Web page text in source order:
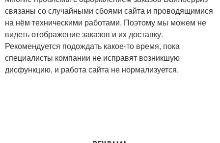
связаны со случайными сбоями сайта и проводящимися
на нём техническими работами. Поэтому мы можем не
видеть отображение заказов и их доставку.
Рекомендуется подождать какое-то время, пока
специалисты компании не исправят возникшую
дисфункцию, и работа сайта не нормализуется.